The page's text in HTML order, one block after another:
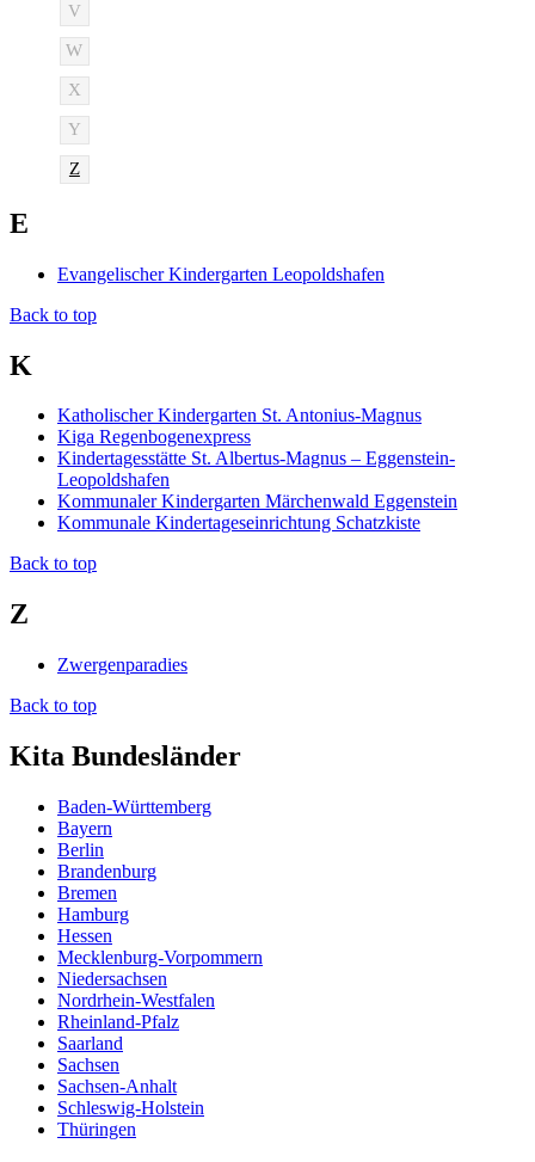
V
W
X
Y
Z
E
Evangelischer Kindergarten Leopoldshafen
Back to top
K
Katholischer Kindergarten St. Antonius-Magnus
Kiga Regenbogenexpress
Kindertagesstätte St. Albertus-Magnus – Eggenstein-
Leopoldshafen
Kommunaler Kindergarten Märchenwald Eggenstein
Kommunale Kindertageseinrichtung Schatzkiste
Back to top
Z
Zwergenparadies
Back to top
Kita Bundesländer
Baden-Württemberg
Bayern
Berlin
Brandenburg
Bremen
Hamburg
Hessen
Mecklenburg-Vorpommern
Niedersachsen
Nordrhein-Westfalen
Rheinland-Pfalz
Saarland
Sachsen
Sachsen-Anhalt
Schleswig-Holstein
Thüringen